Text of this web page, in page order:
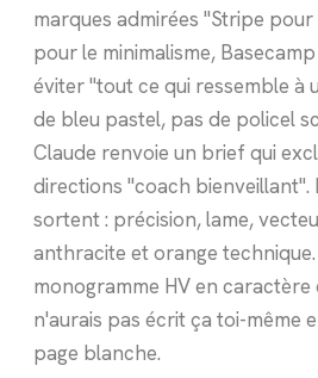
marques admirées "Stripe
pour le minimalisme,
éviter "tout ce qui ressemble à
de bleu pastel, pas de policel
Claude renvoie un brief qui
directions "coach bienveillant".
sortent : précision, lame,
anthracite et orange
monogramme HV en caractère
n'aurais pas écrit ça toi-même
page blanche.